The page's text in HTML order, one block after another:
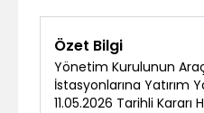
Özet Bilgi
Yönetim Kurulunun
İstasyonlarına Yatırım
11.05.2026 Tarihli Kararı